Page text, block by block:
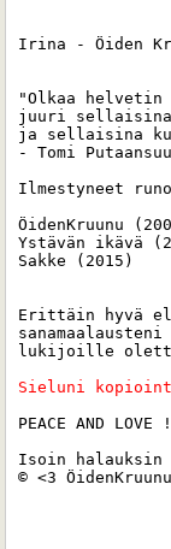
Irina - Öiden
"Olkaa
juuri
ja sellaisina
- Tomi
Ilmestyneet
ÖidenKruunu
Ystävän ikävä
Sakke (2015)
Erittäin hyvä
lukijoille
Sieluni
PEACE AND LOVE !
Isoin halauksin
© <3